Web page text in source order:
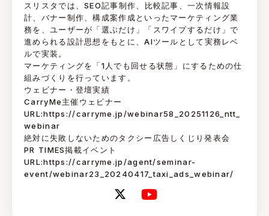
スリスタでは、SEO記事制作、比較記事、一次情報設
計、バナー制作、構成案作成といったマーケティング業
務を、ユーザーが「選ぶだけ」「スワイプするだけ」で
進められる設計思想をもとに、AIツールとして実務レベ
ルで実装。
マーケティングを「1人でも回せる状態」にするための仕
組みづくりを行っています。
ウェビナー・登壇実績
CarryMe主催ウェビナー
URL:https://carryme.jp/webinar58_20251126_ntt_
webinar
絶対に失敗しないためのタクシー広告しくじり発表会
PR TIMES掲載イベント
URL:https://carryme.jp/agent/seminar-
event/webinar23_20240417_taxi_ads_webinar/